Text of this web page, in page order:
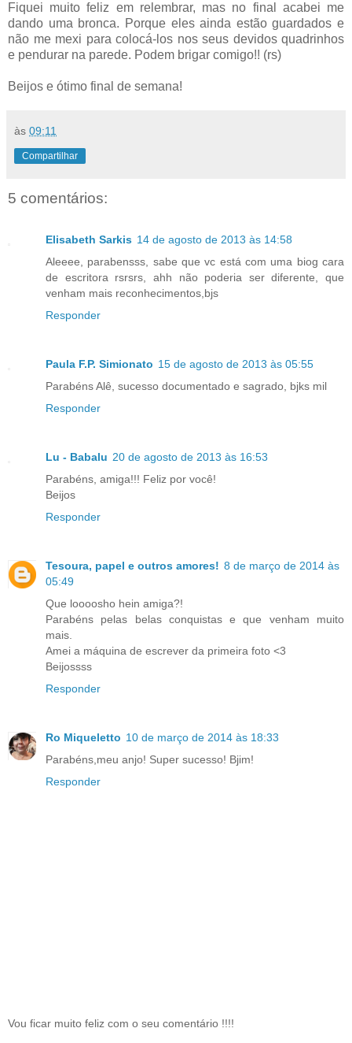
Fiquei muito feliz em relembrar, mas no final acabei me
dando uma bronca. Porque eles ainda estão guardados e
não me mexi para colocá-los nos seus devidos quadrinhos
e pendurar na parede. Podem brigar comigo!! (rs)
Beijos e ótimo final de semana!
às 09:11
Compartilhar
5 comentários:
Elisabeth Sarkis 14 de agosto de 2013 às 14:58
Aleeee, parabensss, sabe que vc está com uma biog cara
de escritora rsrsrs, ahh não poderia ser diferente, que
venham mais reconhecimentos,bjs
Responder
Paula F.P. Simionato 15 de agosto de 2013 às 05:55
Parabéns Alê, sucesso documentado e sagrado, bjks mil
Responder
Lu - Babalu 20 de agosto de 2013 às 16:53
Parabéns, amiga!!! Feliz por você!
Beijos
Responder
Tesoura, papel e outros amores! 8 de março de 2014 às
05:49
Que loooosho hein amiga?!
Parabéns pelas belas conquistas e que venham muito
mais.
Amei a máquina de escrever da primeira foto <3
Beijossss
Responder
Ro Miqueletto 10 de março de 2014 às 18:33
Parabéns,meu anjo! Super sucesso! Bjim!
Responder
Vou ficar muito feliz com o seu comentário !!!!